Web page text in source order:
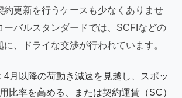
約更新を行うケースも少なくありませ
ーバルスタンダードでは、SCFIなどの
、ドライな交渉が行われています。
: 4月以降の荷動き減速を見越し、スポッ
比率を高める、または契約運賃（SC）